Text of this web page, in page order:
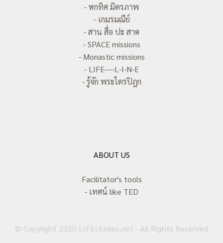
- หกทิศ มิตรภาพ
- เกมรมณีย์
- สาน สื่อ ปะ สาด
- SPACE missions
- Monastic missions
- LIFE----L-I-N-E
- รู้จัก พระไตรปิฎก
ABOUT US
Facilitator's tools
- เทศน์ like TED
© Copyright 2020 LIFEstudies.net - All Rights Reserved